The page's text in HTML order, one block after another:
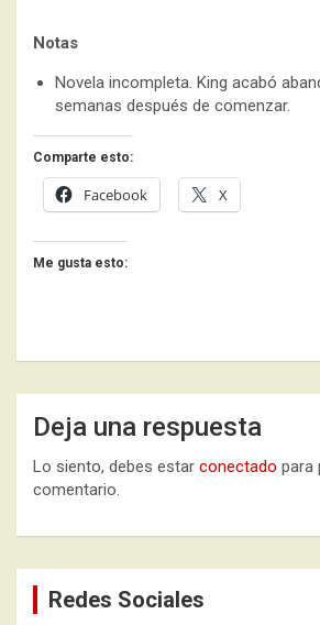
Notas
Novela incompleta. King acabó
semanas después de comenzar.
Comparte esto:
Facebook X
Me gusta esto:
Deja una respuesta
Lo siento, debes estar conectado para
comentario.
Redes Sociales